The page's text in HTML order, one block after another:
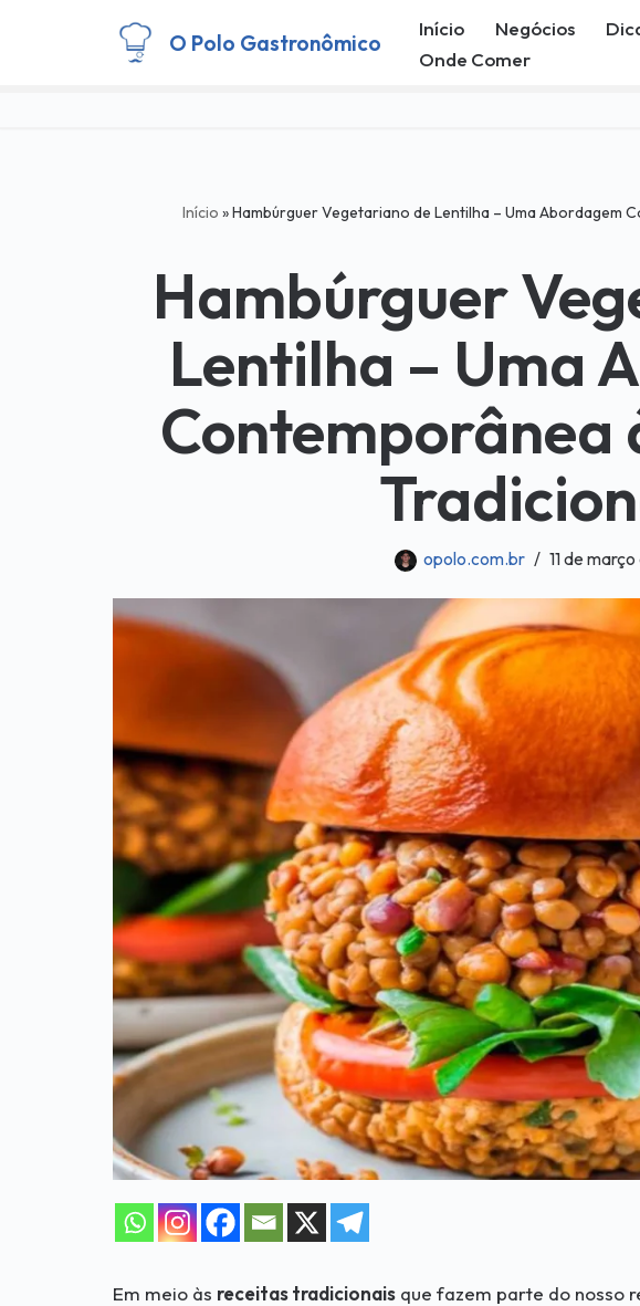
O Polo Gastronômico
Início Negócios
Onde Comer
Início »Hambúrguer Vegetariano de Lentilha – Uma Abordagem
Hambúrguer
Lentilha – Uma
Contemporânea
opolo.com.br 11 de
Em meio às receitas tradicionais que fazem parte do nosso